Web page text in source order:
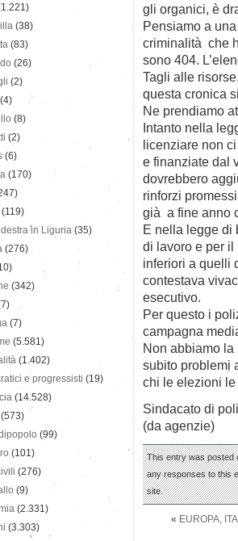
gli organici, è
Pensiamo a
criminalità che
sono 404.
Tagli alle
questa cronica
Ne prendiamo
Intanto nella
licenziare non
e finanziate dal
dovrebbero
rinforzi
già a fine anno
E nella legge di
di lavoro e per
inferiori a quelli
contestava
esecutivo.
Per questo i
campagna
Non abbiamo
subito problemi
chi le elezioni
Sindacato di
(da agenzie)
This entry was posted
any responses to this
site.
« EUROPA,
(38)
(83)
(26)
(2)
(4)
(8)
(2)
(6)
(170)
(119)
in Liguria (35)
(276)
(342)
(7)
(5.581)
(1.402)
e progressisti (19)
(14.528)
(573)
(99)
(101)
(276)
(9)
(2.331)
(3.303)